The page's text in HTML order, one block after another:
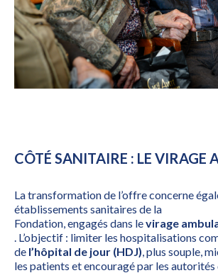
CÔTÉ SANITAIRE : LE VIRAGE
La transformation de l’offre concerne
établissements sanitaires de la
Fondation, engagés dans levirage
. L’objectif : limiter les hospitalisations
de l’hôpital de jour (HDJ) , plus souple,
les patients et encouragé par les autorités